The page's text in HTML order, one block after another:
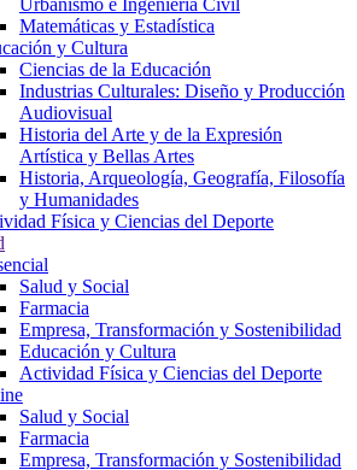
Urbanismo e Ingeniería Civil
Matemáticas y Estadística
y Cultura
Ciencias de la Educación
Industrias Culturales: Diseño y Producción
Audiovisual
Historia del Arte y de la Expresión
Artística y Bellas Artes
Historia, Arqueología, Geografía, Filosofía
y Humanidades
Física y Ciencias del Deporte
Salud y Social
Farmacia
Empresa, Transformación y Sostenibilidad
Educación y Cultura
Actividad Física y Ciencias del Deporte
Salud y Social
Farmacia
Empresa, Transformación y Sostenibilidad